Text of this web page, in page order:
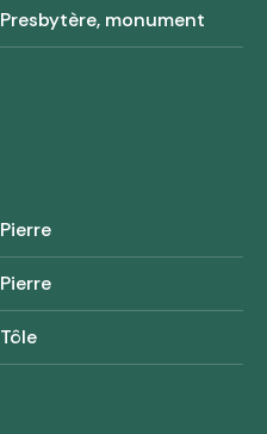
Presbytère, monument
Pierre
Pierre
Tôle